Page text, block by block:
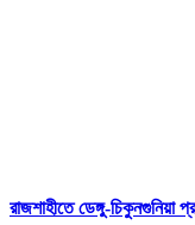
রাজশাহীতে ডেঙ্গু-চিকুনগুনিয়া